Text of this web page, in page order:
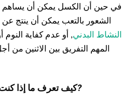
في حين أن الكسل يمكن أن يساهم
الشعور بالتعب يمكن أن ينتج
النشاط البدني, أو عدم كفاية
المهم التفريق بين الاثنين من
كيف تعرف ما إذا?